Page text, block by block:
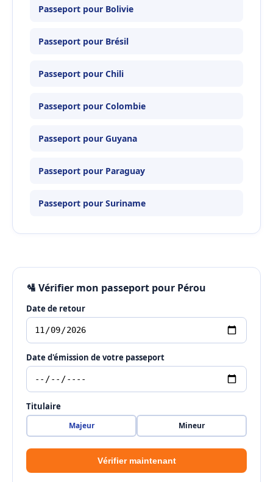
Passeport pour Bolivie
Passeport pour Brésil
Passeport pour Chili
Passeport pour Colombie
Passeport pour Guyana
Passeport pour Paraguay
Passeport pour Suriname
🛂 Vérifier mon passeport pour Pérou
Date de retour
Date d'émission de votre passeport
Titulaire
Majeur Mineur
Vérifier maintenant